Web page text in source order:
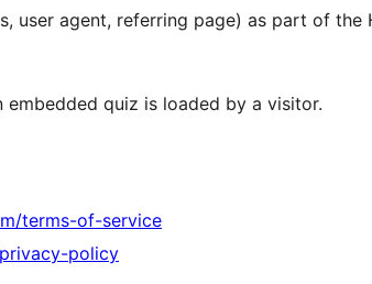
user agent, referring page) as part of the
quiz is loaded by a visitor.
terms-of-service
policy